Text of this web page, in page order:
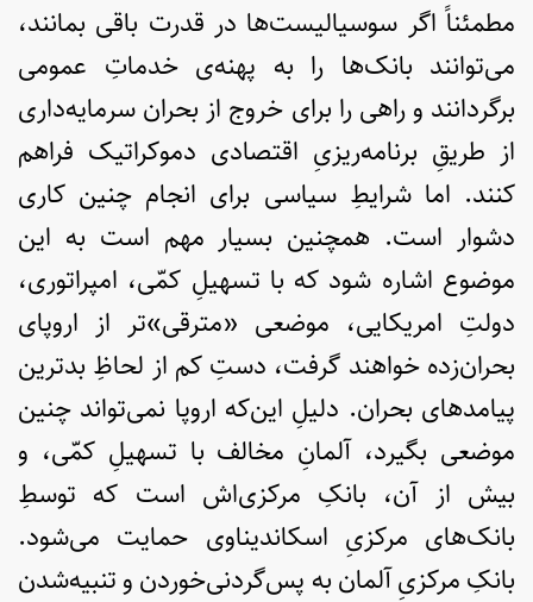
مطمئناً اگر سوسیالیست‌ها در قدرت باقی بمانند،
می‌توانند بانک‌ها را به پهنه‌ی خدماتِ عمومی
برگردانند و راهی را برای خروج از بحران سرمایه‌داری
از طریقِ برنامه‌ریزیِ اقتصادی دموکراتیک فراهم
کنند. اما شرایطِ سیاسی برای انجام چنین کاری
دشوار است. همچنین بسیار مهم است به این
موضوع اشاره شود که با تسهیلِ کمّی، امپراتوری،
دولتِ امریکایی، موضعی «مترقی‌»تر از اروپای
بحران‌زده خواهند گرفت، دستِ کم از لحاظِ بدترین
پیامدهای بحران. دلیلِ این‌که اروپا نمی‌تواند چنین
موضعی بگیرد، آلمانِ مخالف با تسهیلِ کمّی، و
بیش از آن، بانکِ مرکزی‌اش است که توسطِ
بانک‌های مرکزیِ اسکاندیناوی حمایت می‌شود.
بانکِ مرکزیِ آلمان به پس‌گردنی‌خوردن و تنبیه‌شدن